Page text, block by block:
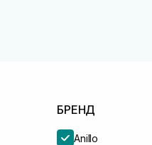
БРЕНД
Anillo